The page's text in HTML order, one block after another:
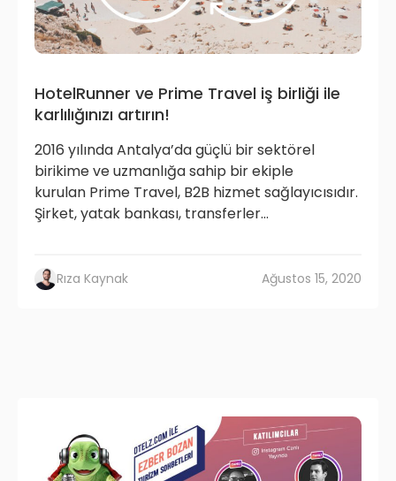
HotelRunner ve Prime Travel iş birliği ile
karlılığınızı artırın!
2016 yılında Antalya’da güçlü bir sektörel
birikime ve uzmanlığa sahip bir ekiple
kurulan Prime Travel, B2B hizmet sağlayıcısıdır.
Şirket, yatak bankası, transferler...
Rıza Kaynak Ağustos 15, 2020